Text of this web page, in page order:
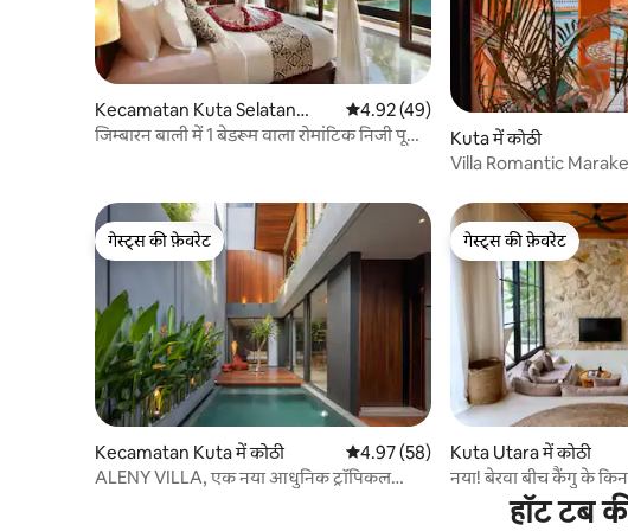
Kecamatan Kuta Selatan
में कोठी
औसत रेटिंग 5 में से 4.92, 49 समीक्षाएँ
4.92 (49)
जिम्बारन बाली में 1 बेडरूम वाला रोमांटिक निजी पूल
Kuta में कोठी
Villa Romantic
गेस्ट्स की फ़ेवरेट
गेस्ट्स की फ़ेवरेट
Kecamatan Kuta में कोठी औसत रेटिंग 5 में से 4.97, 58 समीक्षाएँ
4.97 (58)
ALENY VILLA, एक नया आधुनिक ट्रॉपिकल
गेस्ट्स की फ़ेवरेट
गेस्ट्स की फ़ेवरेट
Kuta Utara में कोठी
नया! बेरवा बीच कैंगु के
हॉट टब